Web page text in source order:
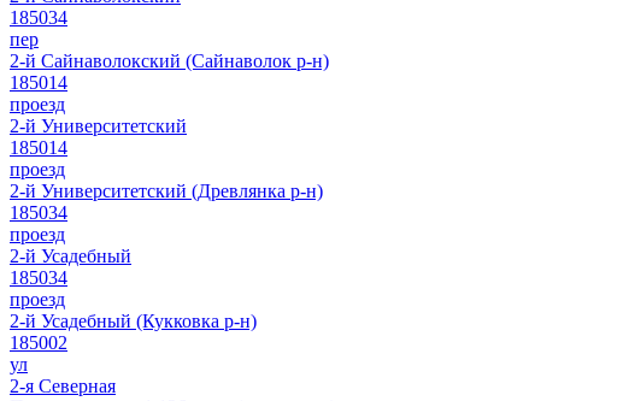
185034
пер
2-й Сайнаволокский (Сайнаволок р-н)
185014
проезд
2-й Университетский
185014
проезд
2-й Университетский (Древлянка р-н)
185034
проезд
2-й Усадебный
185034
проезд
2-й Усадебный (Кукковка р-н)
185002
ул
2-я Северная